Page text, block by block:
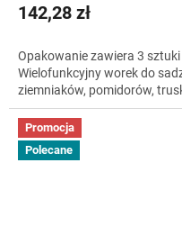
142,28 zł
Opakowanie zawiera 3
Wielofunkcyjny worek do
ziemniaków, pomidorów,
Promocja
Polecane